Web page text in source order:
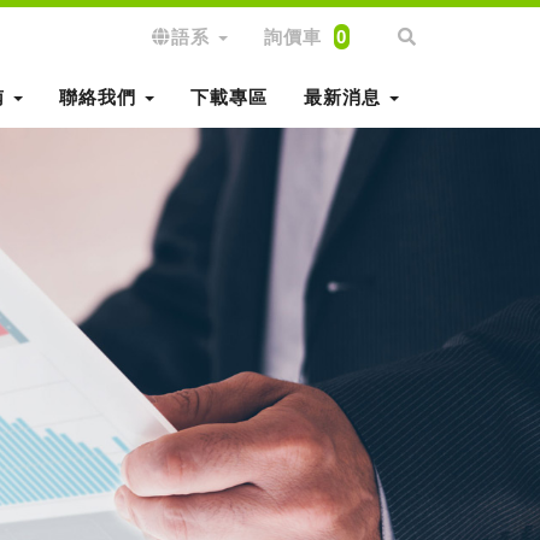
語系 詢價車 0
聯絡我們 下載專區 最新消息